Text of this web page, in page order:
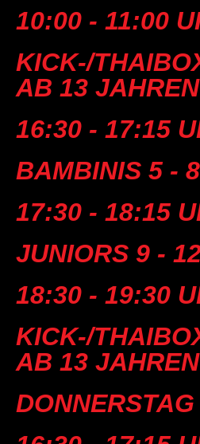
10:00 - 11:00
KICK-/
AB 13 JAHREN
16:30 - 17:15
BAMBINIS 5 -
17:30 - 18:15
JUNIORS 9 -
18:30 - 19:30
KICK-/
AB 13 JAHREN
DONNERSTAG